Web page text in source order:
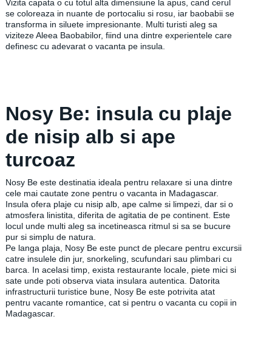
Vizita capata o cu totul alta dimensiune la apus, cand cerul
se coloreaza in nuante de portocaliu si rosu, iar baobabii se
transforma in siluete impresionante. Multi turisti aleg sa
viziteze Aleea Baobabilor, fiind una dintre experientele care
definesc cu adevarat o vacanta pe insula.
Nosy Be: insula cu plaje
de nisip alb si ape
turcoaz
Nosy Be este destinatia ideala pentru relaxare si una dintre
cele mai cautate zone pentru o vacanta in Madagascar.
Insula ofera plaje cu nisip alb, ape calme si limpezi, dar si o
atmosfera linistita, diferita de agitatia de pe continent. Este
locul unde multi aleg sa incetineasca ritmul si sa se bucure
pur si simplu de natura.
Pe langa plaja, Nosy Be este punct de plecare pentru excursii
catre insulele din jur, snorkeling, scufundari sau plimbari cu
barca. In acelasi timp, exista restaurante locale, piete mici si
sate unde poti observa viata insulara autentica. Datorita
infrastructurii turistice bune, Nosy Be este potrivita atat
pentru vacante romantice, cat si pentru o vacanta cu copii in
Madagascar.